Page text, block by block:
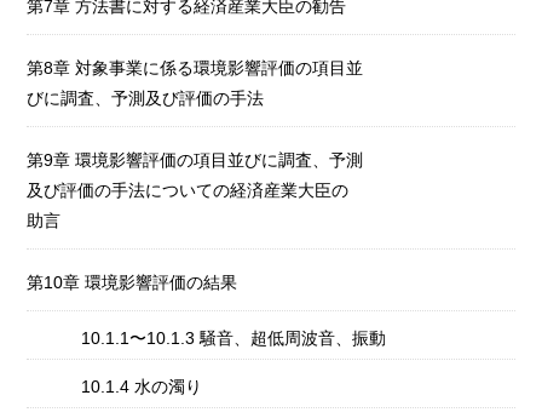
第7章 方法書に対する経済産業大臣の勧告
第8章 対象事業に係る環境影響評価の項目並
びに調査、予測及び評価の手法
第9章 環境影響評価の項目並びに調査、予測
及び評価の手法についての経済産業大臣の
助言
第10章 環境影響評価の結果
10.1.1〜10.1.3 騒音、超低周波音、振動
10.1.4 水の濁り